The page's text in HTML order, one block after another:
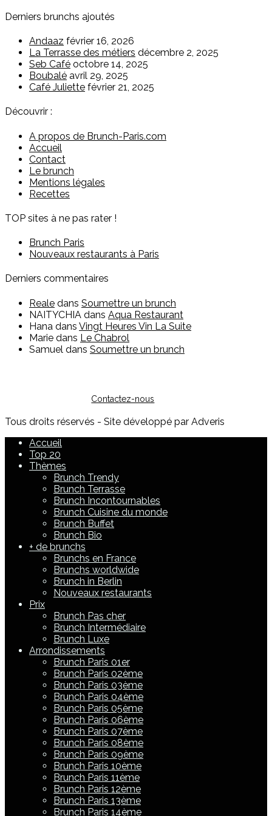
Derniers brunchs ajoutés
Andaaz février 16, 2026
La Terrasse des métiers décembre 2, 2025
Seb Café octobre 14, 2025
Boubalé avril 29, 2025
Café Juliette février 21, 2025
Découvrir :
A propos de Brunch-Paris.com
Accueil
Contact
Le brunch
Mentions légales
Recettes
TOP sites à ne pas rater !
Brunch Paris
Nouveaux restaurants à Paris
Derniers commentaires
Reale dans Soumettre un brunch
NAITYCHIA dans Aqua Restaurant
Hana dans Vingt Heures Vin La Suite
Marie dans Le Chabrol
Samuel dans Soumettre un brunch
Contactez-nous
Tous droits réservés - Site développé par Adveris
Accueil
Top 20
Thèmes
Brunch Trendy
Brunch Terrasse
Brunch Incontournables
Brunch Cuisine du monde
Brunch Buffet
Brunch Bio
+ de brunchs
Brunchs en France
Brunchs worldwide
Brunch in Berlin
Nouveaux restaurants
Prix
Brunch Pas cher
Brunch Intermédiaire
Brunch Luxe
Arrondissements
Brunch Paris 01er
Brunch Paris 02ème
Brunch Paris 03ème
Brunch Paris 04ème
Brunch Paris 05ème
Brunch Paris 06ème
Brunch Paris 07ème
Brunch Paris 08ème
Brunch Paris 09ème
Brunch Paris 10ème
Brunch Paris 11ème
Brunch Paris 12ème
Brunch Paris 13ème
Brunch Paris 14ème